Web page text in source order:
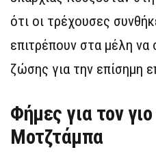
ότι οι τρέχουσες
επιτρέπουν στα μέλη να
ζώσης για την επίσημη
Φήμες για τον
Μοτζτάμπα